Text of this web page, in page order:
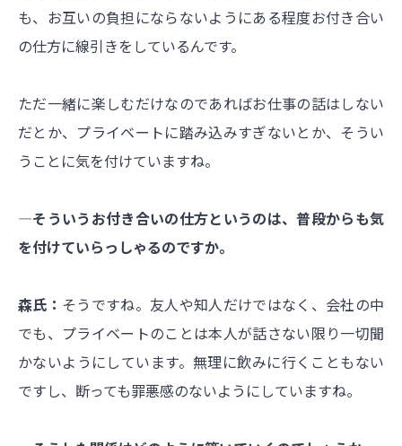
も、お互いの負担にならないようにある程度お付き合い
の仕方に線引きをしているんです。
ただ一緒に楽しむだけなのであればお仕事の話はしない
だとか、プライベートに踏み込みすぎないとか、そうい
うことに気を付けていますね。
―そういうお付き合いの仕方というのは、普段からも気
を付けていらっしゃるのですか。
森氏： そうですね。友人や知人だけではなく、会社の中
でも、プライベートのことは本人が話さない限り一切聞
かないようにしています。無理に飲みに行くこともない
ですし、断っても罪悪感のないようにしていますね。